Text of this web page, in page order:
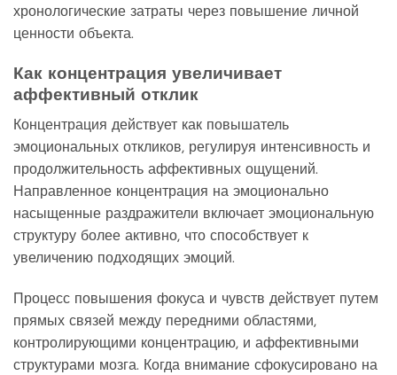
хронологические затраты через повышение личной
ценности объекта.
Как концентрация увеличивает
аффективный отклик
Концентрация действует как повышатель
эмоциональных откликов, регулируя интенсивность и
продолжительность аффективных ощущений.
Направленное концентрация на эмоционально
насыщенные раздражители включает эмоциональную
структуру более активно, что способствует к
увеличению подходящих эмоций.
Процесс повышения фокуса и чувств действует путем
прямых связей между передними областями,
контролирующими концентрацию, и аффективными
структурами мозга. Когда внимание сфокусировано на